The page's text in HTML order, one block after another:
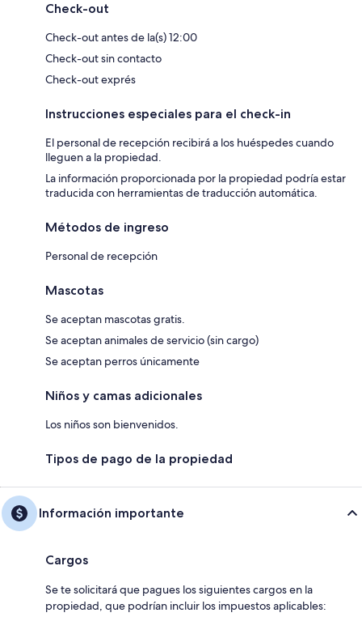
Check-out
Check-out antes de la(s) 12:00
Check-out sin contacto
Check-out exprés
Instrucciones especiales para el check-in
El personal de recepción recibirá a los huéspedes cuando
lleguen a la propiedad.
La información proporcionada por la propiedad podría estar
traducida con herramientas de traducción automática.
Métodos de ingreso
Personal de recepción
Mascotas
Se aceptan mascotas gratis.
Se aceptan animales de servicio (sin cargo)
Se aceptan perros únicamente
Niños y camas adicionales
Los niños son bienvenidos.
Tipos de pago de la propiedad
Información importante
Cargos
Se te solicitará que pagues los siguientes cargos en la
propiedad, que podrían incluir los impuestos aplicables: